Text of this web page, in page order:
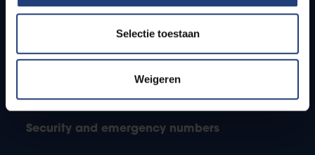
Selectie toestaan
Weigeren
Students
PhD students
Teachers and secondary schools
Working students
Security and emergency numbers